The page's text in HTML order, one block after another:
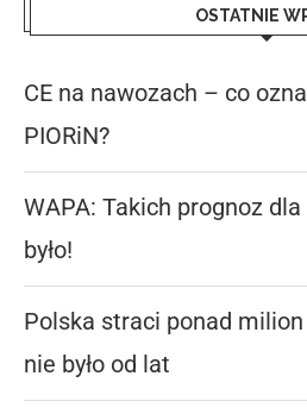
OSTATNIE
CE na nawozach – co
PIORiN?
WAPA: Takich prognoz
było!
Polska straci ponad milion
nie było od lat